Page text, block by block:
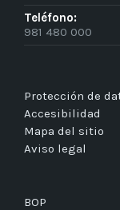
Teléfono:
981 480 000
Protección de
Accesibilidad
Mapa del sitio
Aviso legal
BOP